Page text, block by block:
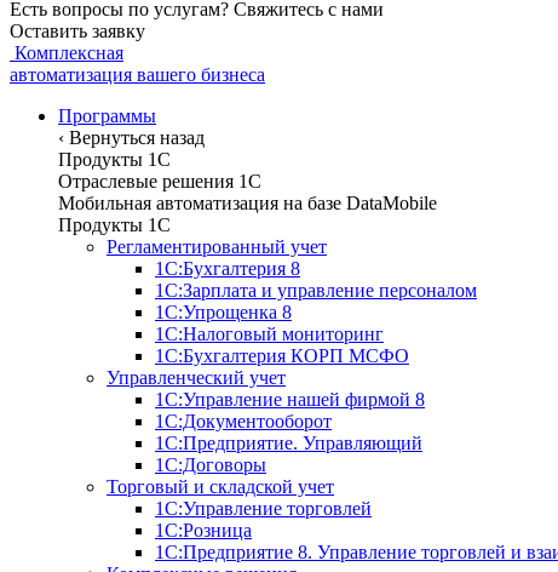
Есть вопросы по услугам? Свяжитесь с нами
Оставить заявку
Комплексная
автоматизация вашего бизнеса
Программы
‹ Вернуться назад
Продукты 1С
Отраслевые решения 1C
Мобильная автоматизация на базе DataMobile
Продукты 1С
Регламентированный учет
1С:Бухгалтерия 8
1С:Зарплата и управление персоналом
1С:Упрощенка 8
1С:Налоговый мониторинг
1С:Бухгалтерия КОРП МСФО
Управленческий учет
1С:Управление нашей фирмой 8
1С:Документооборот
1С:Предприятие. Управляющий
1С:Договоры
Торговый и складской учет
1С:Управление торговлей
1С:Розница
1С:Предприятие 8. Управление торговлей и